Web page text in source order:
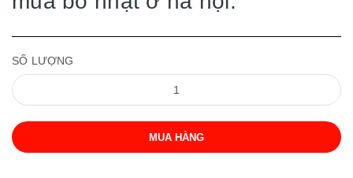
SỐ LƯỢNG
MUA HÀNG